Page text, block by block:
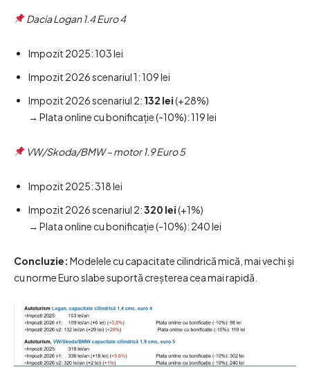
Dacia Logan 1.4 Euro 4
Impozit 2025: 103 lei
Impozit 2026 scenariul 1: 109 lei
Impozit 2026 scenariul 2: 132 lei(+28%)
→ Plata online cu bonificație (-10%): 119 lei
VW/Skoda/BMW – motor 1.9 Euro 5
Impozit 2025: 318 lei
Impozit 2026 scenariul 2:320 lei(+1%)
→ Plata online cu bonificație (-10%): 240 lei
Concluzie: Modelele cu capacitate cilindrică mică, mai vechi și
cu norme Euro slabe suportă creșterea cea mai rapidă.